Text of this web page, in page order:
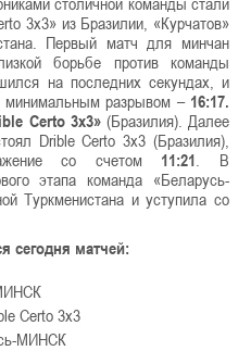
3x3» из Бразилии, «Курчатов»
Первый матч для минчан
борьбе против команды
на последних секундах, и
минимальным разрывом – 16:17.
Certo 3x3»(Бразилия). Далее
Drible Certo 3x3 (Бразилия),
со счетом 11:21 . В
этапа команда «Беларусь-
Туркменистана и уступила со
сегодня матчей:
Certo 3x3
МИНСК